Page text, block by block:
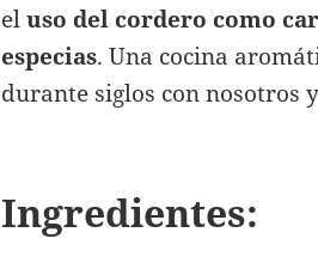
eluso del cordero como
especias. Una cocina
durante siglos con nosotros
Ingredientes: